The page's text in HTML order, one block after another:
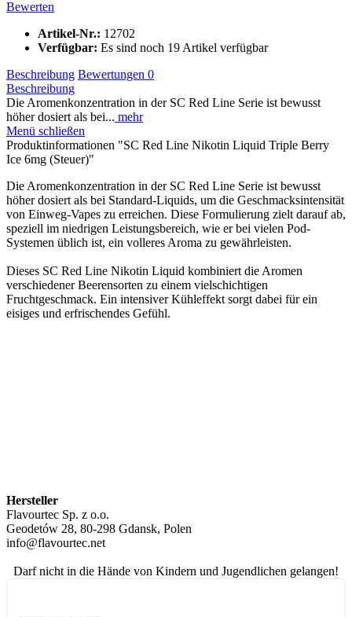
Bewerten
Artikel-Nr.: 12702
Verfügbar: Es sind noch 19 Artikel verfügbar
Beschreibung Bewertungen 0
Beschreibung
Die Aromenkonzentration in der SC Red Line Serie ist bewusst
höher dosiert als bei... mehr
Menü schließen
Produktinformationen "SC Red Line Nikotin Liquid Triple Berry
Ice 6mg (Steuer)"
Die Aromenkonzentration in der SC Red Line Serie ist bewusst
höher dosiert als bei Standard-Liquids, um die Geschmacksintensität
von Einweg-Vapes zu erreichen. Diese Formulierung zielt darauf ab,
speziell im niedrigen Leistungsbereich, wie er bei vielen Pod-
Systemen üblich ist, ein volleres Aroma zu gewährleisten.
Dieses SC Red Line Nikotin Liquid kombiniert die Aromen
verschiedener Beerensorten zu einem vielschichtigen
Fruchtgeschmack. Ein intensiver Kühleffekt sorgt dabei für ein
eisiges und erfrischendes Gefühl.
Hersteller
Flavourtec Sp. z o.o.
Geodetów 28, 80-298 Gdansk, Polen
info@flavourtec.net
Darf nicht in die Hände von Kindern und Jugendlichen gelangen!